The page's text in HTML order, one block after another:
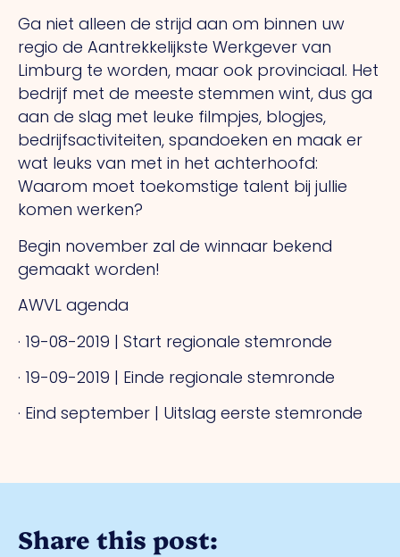
Ga niet alleen de strijd aan om binnen uw
regio de Aantrekkelijkste Werkgever van
Limburg te worden, maar ook provinciaal. Het
bedrijf met de meeste stemmen wint, dus ga
aan de slag met leuke filmpjes, blogjes,
bedrijfsactiviteiten, spandoeken en maak er
wat leuks van met in het achterhoofd:
Waarom moet toekomstige talent bij jullie
komen werken?
Begin november zal de winnaar bekend
gemaakt worden!
AWVL agenda
· 19-08-2019 | Start regionale stemronde
· 19-09-2019 | Einde regionale stemronde
· Eind september | Uitslag eerste stemronde
Share this post: